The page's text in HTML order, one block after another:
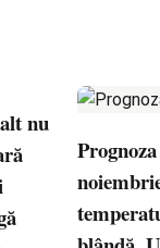
nu